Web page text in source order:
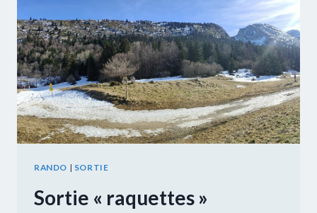
RANDO | SORTIE
Sortie « raquettes »